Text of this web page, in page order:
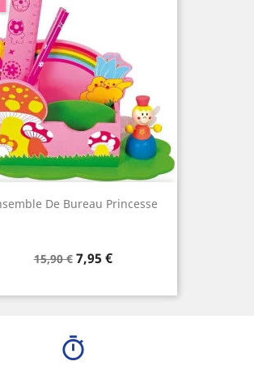
De Bureau Princesse
Prix
15,90 € Prix
7,95 €
timer